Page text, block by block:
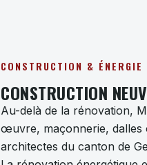
CONSTRUCTION & ÉNERGIE
CONSTRUCTION
Au-delà de la rénovation,
œuvre, maçonnerie, dalles
architectes du canton de